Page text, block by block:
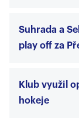
Suhrada a
play off za
Klub využil
hokeje